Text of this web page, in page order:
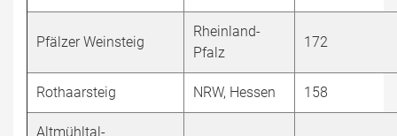
Pfälzer Weinsteig
Rheinland-
Pfalz
172
Rothaarsteig NRW, Hessen 158
Altmühltal-